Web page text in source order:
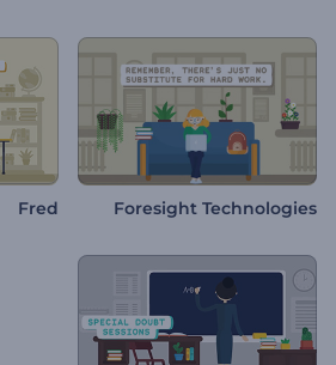
Foresight Technologies
Fred